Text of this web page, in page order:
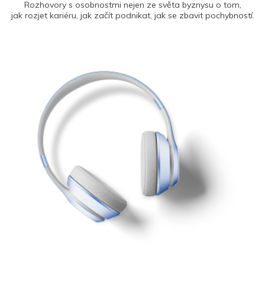
Rozhovory s osobnostmi nejen ze světa byznysu o tom,
jak rozjet kariéru, jak začít podnikat, jak se zbavit pochybností.